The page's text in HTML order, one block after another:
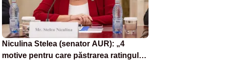
Niculina Stelea (senator AUR): „4
motive pentru care păstrarea ratingului